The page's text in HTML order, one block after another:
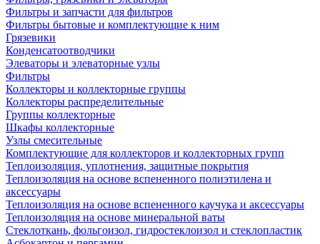
Фильтры и запчасти для фильтров
Фильтры бытовые и комплектующие к ним
Грязевики
Конденсатоотводчики
Элеваторы и элеваторные узлы
Фильтры
Коллекторы и коллекторные группы
Коллекторы распределительные
Группы коллекторные
Шкафы коллекторные
Узлы смесительные
Комплектующие для коллекторов и коллекторных групп
Теплоизоляция, уплотнения, защитные покрытия
Теплоизоляция на основе вспененного полиэтилена и
аксессуары
Теплоизоляция на основе вспененного каучука и аксессуары
Теплоизоляция на основе минеральной ваты
Стеклоткань, фольгоизол, гидростеклоизол и стеклопластик